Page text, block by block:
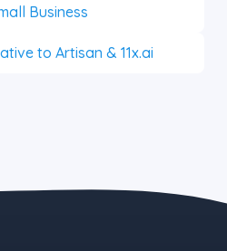
Business
to Artisan & 11x.ai